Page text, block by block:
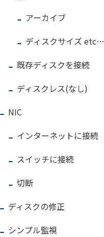
アーカイブ
ディスクサイズ etc…
既存ディスクを接続
ディスクレス(なし)
NIC
インターネットに接続
スイッチに接続
切断
ディスクの修正
シンプル監視